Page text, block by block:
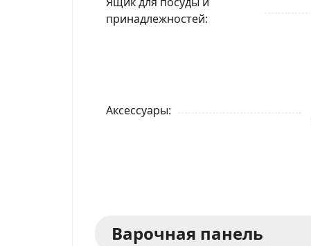
принадлежностей
Аксессуары
Варочная панель